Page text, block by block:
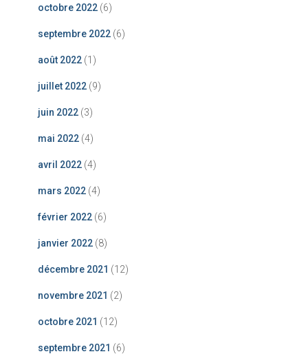
octobre 2022 (6)
septembre 2022 (6)
août 2022 (1)
juillet 2022 (9)
juin 2022 (3)
mai 2022 (4)
avril 2022 (4)
mars 2022 (4)
février 2022 (6)
janvier 2022 (8)
décembre 2021 (12)
novembre 2021 (2)
octobre 2021 (12)
septembre 2021 (6)